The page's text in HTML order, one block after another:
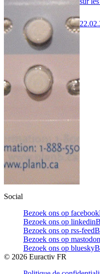
Social
Bezoek ons op facebook
Bezoek ons op linkedin
Bezoek ons op rss-feed
Bezoek ons op mastodon
Bezoek ons op bluesky
© 2026 Euractiv FR